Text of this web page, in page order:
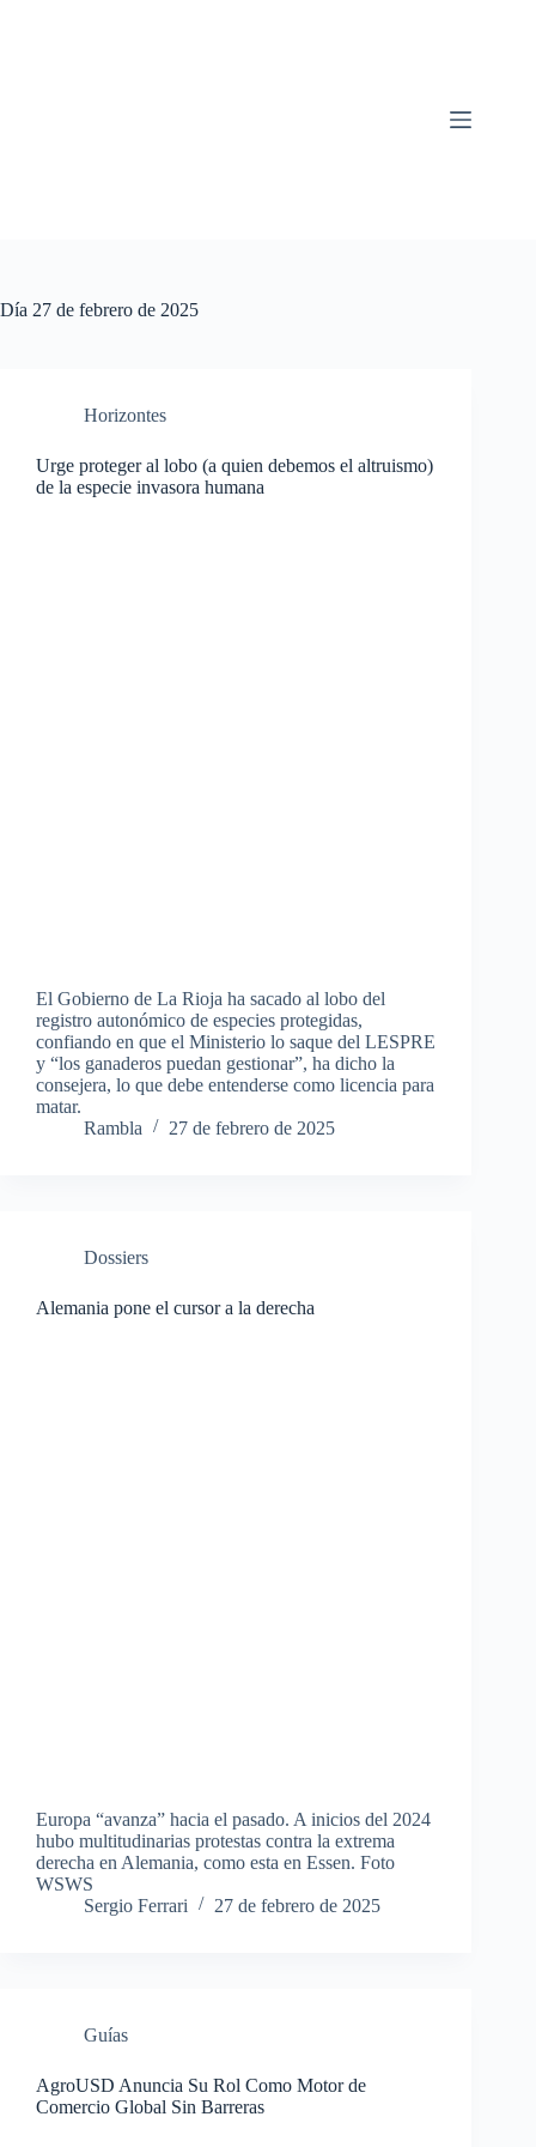
Día 27 de febrero de 2025
Horizontes
Urge proteger al lobo (a quien debemos el altruismo)
de la especie invasora humana
El Gobierno de La Rioja ha sacado al lobo del
registro autonómico de especies protegidas,
confiando en que el Ministerio lo saque del LESPRE
y “los ganaderos puedan gestionar”, ha dicho la
consejera, lo que debe entenderse como licencia para
matar.
Rambla
27 de febrero de 2025
Dossiers
Alemania pone el cursor a la derecha
Europa “avanza” hacia el pasado. A inicios del 2024
hubo multitudinarias protestas contra la extrema
derecha en Alemania, como esta en Essen. Foto
WSWS
Sergio Ferrari
27 de febrero de 2025
Guías
AgroUSD Anuncia Su Rol Como Motor de
Comercio Global Sin Barreras